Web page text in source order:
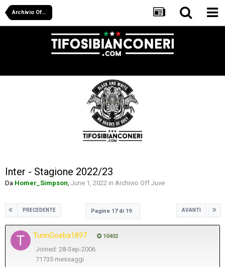
Archivio Off Juve
Inter - Stagione 2022/23
Da Homer_Simpson, June 1, 2022 in Archivio Off Juve
PRECEDENTE AVANTI
Pagine 17 di 19
TurinGoeba1897 10402
Joined: 28-Sep-2006
71735 messaggi